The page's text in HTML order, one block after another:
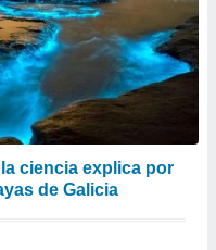
ciencia explica por
de Galicia